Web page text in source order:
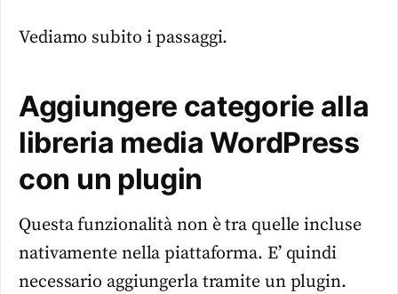
Vediamo subito i passaggi.
Aggiungere categorie alla
libreria media WordPress
con un plugin
Questa funzionalità non è tra quelle incluse
nativamente nella piattaforma. E’ quindi
necessario aggiungerla tramite un plugin.